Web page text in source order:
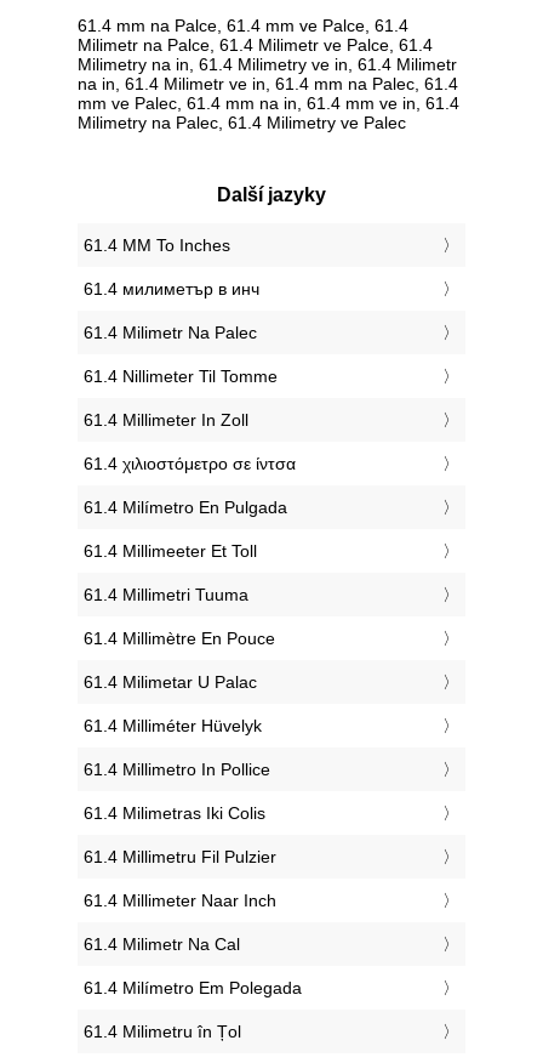
61.4 mm na Palce, 61.4 mm ve Palce, 61.4
Milimetr na Palce, 61.4 Milimetr ve Palce, 61.4
Milimetry na in, 61.4 Milimetry ve in, 61.4 Milimetr
na in, 61.4 Milimetr ve in, 61.4 mm na Palec, 61.4
mm ve Palec, 61.4 mm na in, 61.4 mm ve in, 61.4
Milimetry na Palec, 61.4 Milimetry ve Palec
Další jazyky
‎61.4 MM To Inches
‎61.4 милиметър в инч
‎61.4 Milimetr Na Palec
‎61.4 Nillimeter Til Tomme
‎61.4 Millimeter In Zoll
‎61.4 χιλιοστόμετρο σε ίντσα
‎61.4 Milímetro En Pulgada
‎61.4 Millimeeter Et Toll
‎61.4 Millimetri Tuuma
‎61.4 Millimètre En Pouce
‎61.4 Milimetar U Palac
‎61.4 Milliméter Hüvelyk
‎61.4 Millimetro In Pollice
‎61.4 Milimetras Iki Colis
‎61.4 Millimetru Fil Pulzier
‎61.4 Millimeter Naar Inch
‎61.4 Milimetr Na Cal
‎61.4 Milímetro Em Polegada
‎61.4 Milimetru în Țol